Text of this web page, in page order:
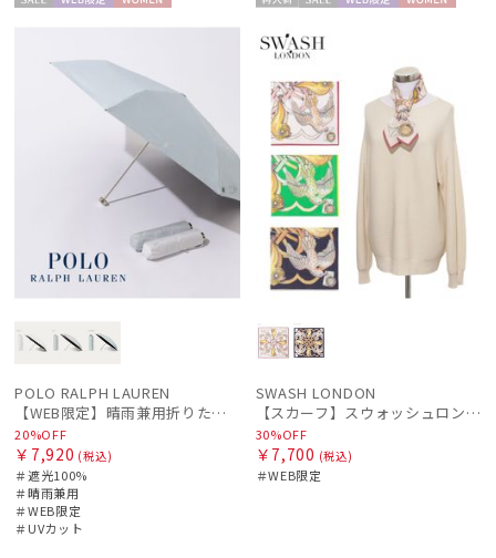
POLO RALPH LAUREN
【WEB限定】晴雨兼用折りたたみ日傘 ポロ ラルフ ローレン（POLO RALPH LAUREN）シャンブレー刺繍 遮光100 UV100
20%OFF
￥7,920 (税込)
＃遮光100%
＃晴雨兼用
＃WEB限定
＃UVカット
荷
ル
SWASH LONDON
【スカーフ】スウォッシュロンドン (SWASH LONDON) Loop the loop 67*67 コットン
30%OFF
￥7,700 (税込)
＃WEB限定